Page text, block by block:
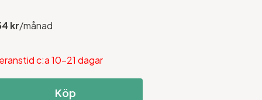
kr/månad
c:a 10-21 dagar
Köp